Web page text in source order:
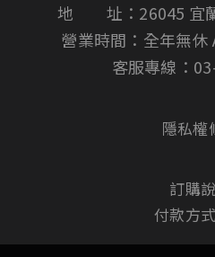
地 址：26045 宜
營業時間：全年無休
客服專線：
隱私權
訂購
付款方